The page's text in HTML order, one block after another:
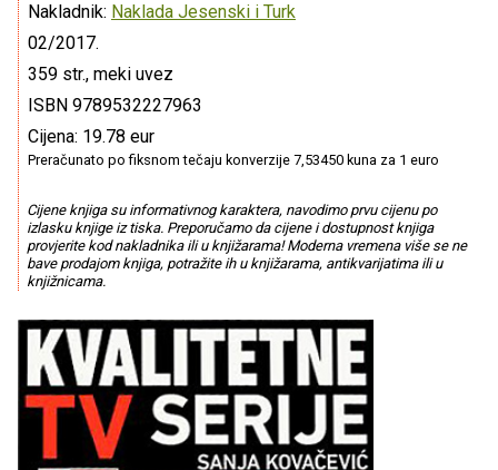
Nakladnik: Naklada Jesenski i Turk
02/2017.
359 str., meki uvez
ISBN 9789532227963
Cijena: 19.78 eur
Preračunato po fiksnom tečaju konverzije 7,53450 kuna za 1 euro
Cijene knjiga su informativnog karaktera, navodimo prvu cijenu po
izlasku knjige iz tiska. Preporučamo da cijene i dostupnost knjiga
provjerite kod nakladnika ili u knjižarama! Moderna vremena više se ne
bave prodajom knjiga, potražite ih u knjižarama, antikvarijatima ili u
knjižnicama.